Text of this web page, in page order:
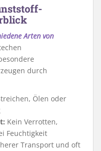
Arten von
durch
Ölen oder
Kein Verrotten,
Feuchtigkeit
Transport und oft